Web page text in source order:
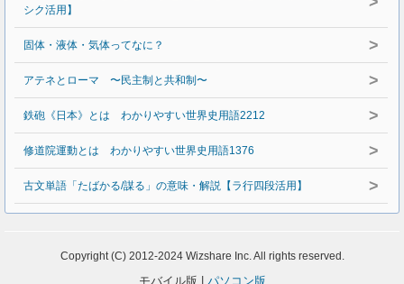
シク活用】
固体・液体・気体ってなに？ >
アテネとローマ 〜民主制と共和制〜 >
鉄砲《日本》とは わかりやすい世界史用語2212 >
修道院運動とは わかりやすい世界史用語1376 >
古文単語「たばかる/謀る」の意味・解説【ラ行四段活用】 >
Copyright (C) 2012-2024 Wizshare Inc. All rights reserved.
モバイル版 | パソコン版